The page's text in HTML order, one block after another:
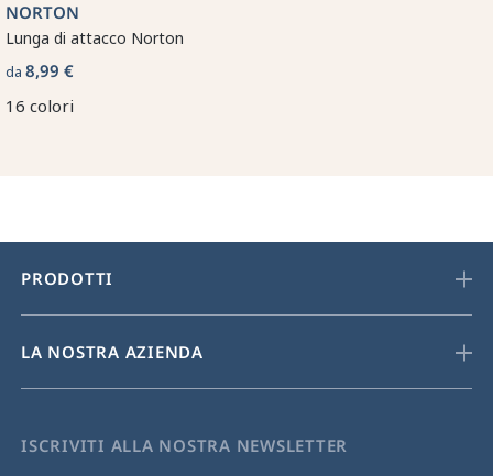
NORTON
Lunga di attacco Norton
da 8,99 €
16 colori
PRODOTTI
LA NOSTRA AZIENDA
ISCRIVITI ALLA NOSTRA NEWSLETTER